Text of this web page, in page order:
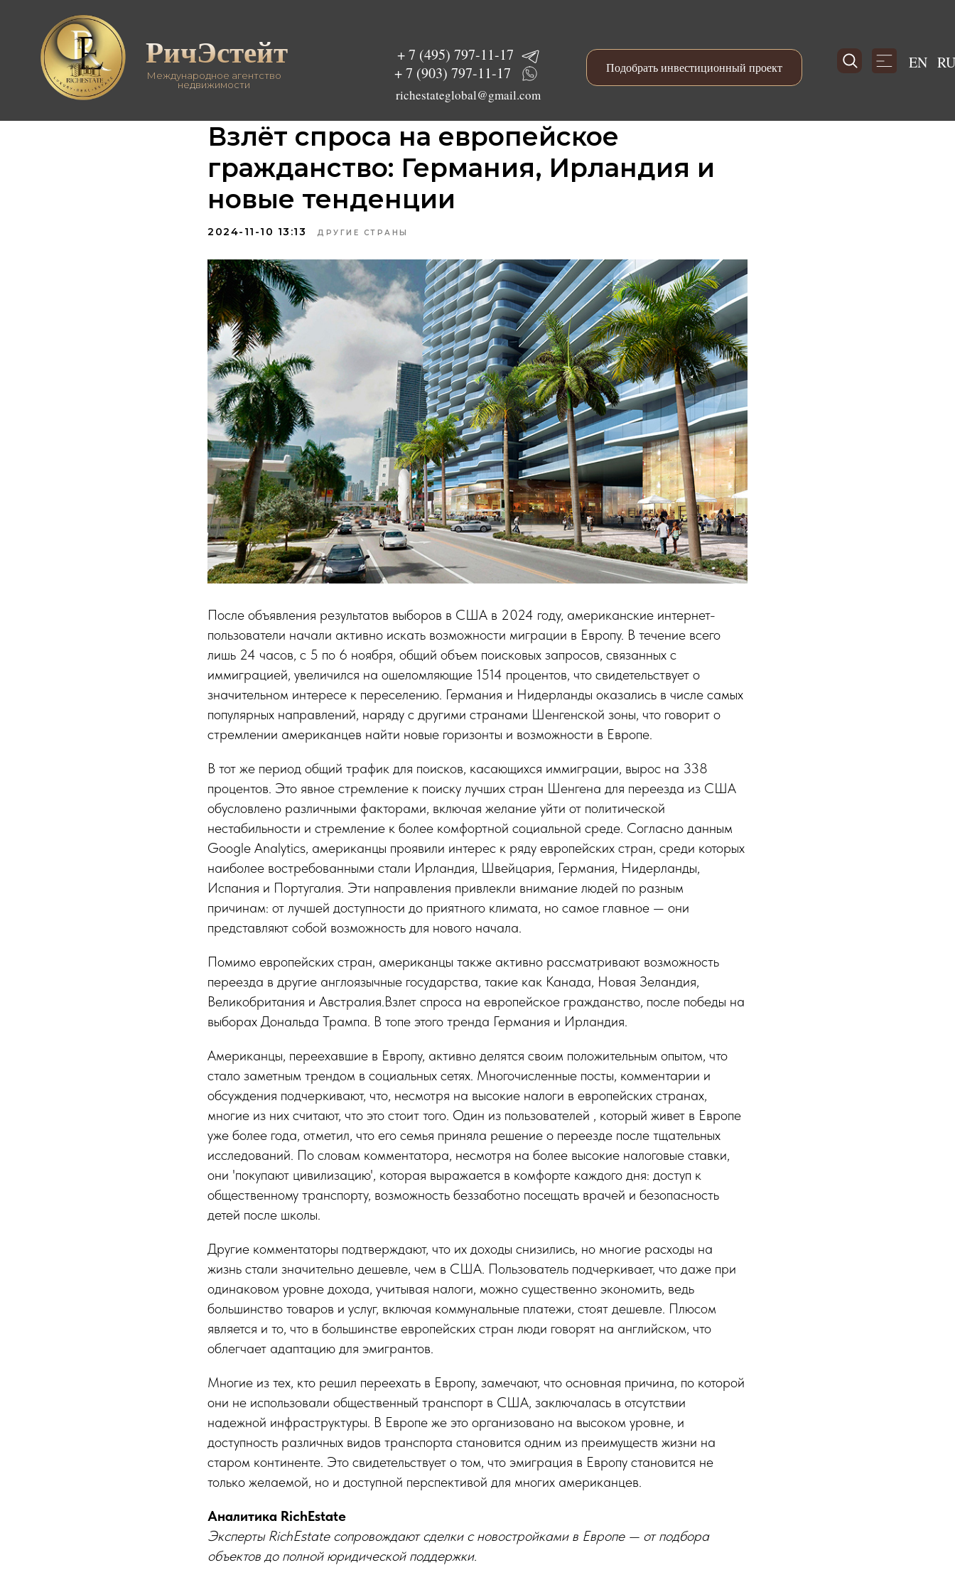
Международное агентство
недвижимости
РичЭстейт
+ 7 (903) 797-11-17
+ 7 (495) 797-11-17
richestateglobal@gmail.com
EN RU
Подобрать инвестиционный проект
Взлёт спроса на европейское
гражданство: Германия, Ирландия и
новые тенденции
2024-11-10 13:13 ДРУГИЕ СТРАНЫ
После объявления результатов выборов в США в 2024 году, американские интернет-
пользователи начали активно искать возможности миграции в Европу. В течение всего
лишь 24 часов, с 5 по 6 ноября, общий объем поисковых запросов, связанных с
иммиграцией, увеличился на ошеломляющие 1514 процентов, что свидетельствует о
значительном интересе к переселению. Германия и Нидерланды оказались в числе самых
популярных направлений, наряду с другими странами Шенгенской зоны, что говорит о
стремлении американцев найти новые горизонты и возможности в Европе.
В тот же период общий трафик для поисков, касающихся иммиграции, вырос на 338
процентов. Это явное стремление к поиску лучших стран Шенгена для переезда из США
обусловлено различными факторами, включая желание уйти от политической
нестабильности и стремление к более комфортной социальной среде. Согласно данным
Google Analytics, американцы проявили интерес к ряду европейских стран, среди которых
наиболее востребованными стали Ирландия, Швейцария, Германия, Нидерланды,
Испания и Португалия. Эти направления привлекли внимание людей по разным
причинам: от лучшей доступности до приятного климата, но самое главное — они
представляют собой возможность для нового начала.
Помимо европейских стран, американцы также активно рассматривают возможность
переезда в другие англоязычные государства, такие как Канада, Новая Зеландия,
Великобритания и Австралия.Взлет спроса на европейское гражданство, после победы на
выборах Дональда Трампа. В топе этого тренда Германия и Ирландия.
Американцы, переехавшие в Европу, активно делятся своим положительным опытом, что
стало заметным трендом в социальных сетях. Многочисленные посты, комментарии и
обсуждения подчеркивают, что, несмотря на высокие налоги в европейских странах,
многие из них считают, что это стоит того. Один из пользователей , который живет в Европе
уже более года, отметил, что его семья приняла решение о переезде после тщательных
исследований. По словам комментатора, несмотря на более высокие налоговые ставки,
они 'покупают цивилизацию', которая выражается в комфорте каждого дня: доступ к
общественному транспорту, возможность беззаботно посещать врачей и безопасность
детей после школы.
Другие комментаторы подтверждают, что их доходы снизились, но многие расходы на
жизнь стали значительно дешевле, чем в США. Пользователь подчеркивает, что даже при
одинаковом уровне дохода, учитывая налоги, можно существенно экономить, ведь
большинство товаров и услуг, включая коммунальные платежи, стоят дешевле. Плюсом
является и то, что в большинстве европейских стран люди говорят на английском, что
облегчает адаптацию для эмигрантов.
Многие из тех, кто решил переехать в Европу, замечают, что основная причина, по которой
они не использовали общественный транспорт в США, заключалась в отсутствии
надежной инфраструктуры. В Европе же это организовано на высоком уровне, и
доступность различных видов транспорта становится одним из преимуществ жизни на
старом континенте. Это свидетельствует о том, что эмиграция в Европу становится не
только желаемой, но и доступной перспективой для многих американцев.
Аналитика RichEstate
Эксперты RichEstate сопровождают сделки с новостройками в Европе — от подбора
объектов до полной юридической поддержки.